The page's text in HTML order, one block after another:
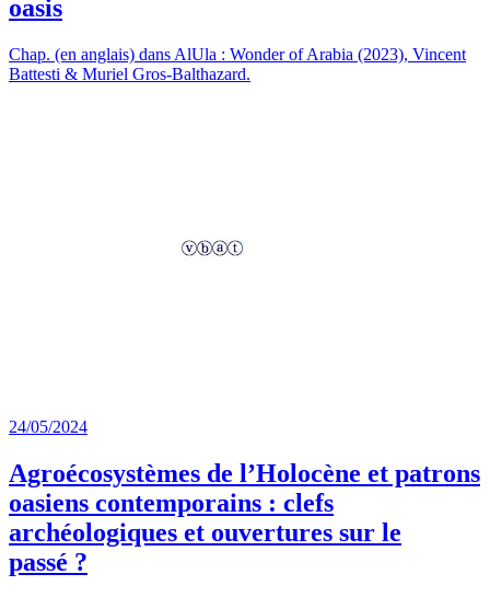
oasis
Chap. (en anglais) dans AlUla : Wonder of Arabia (2023), Vincent
Battesti & Muriel Gros-Balthazard.
24/05/2024
Agroécosystèmes de l’Holocène et patrons
oasiens contemporains : clefs
archéologiques et ouvertures sur le
passé ?